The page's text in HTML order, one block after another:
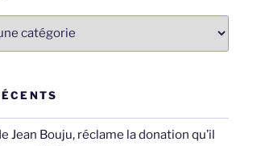
Jean Bouju, réclame la donation qu’il